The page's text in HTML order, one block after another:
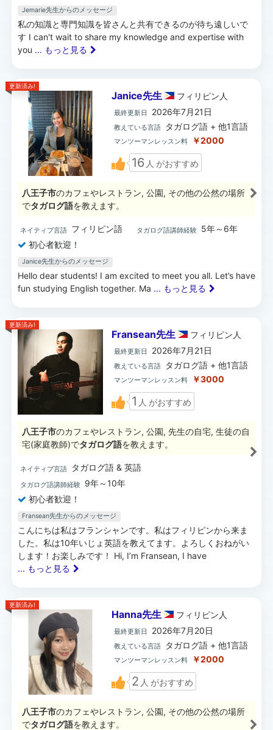
Jemarie先生からのメッセージ
私の知識と専門知識を皆さんと共有できるのが待ち遠しいで
す I can't wait to share my knowledge and expertise with
you ... もっと見る
更新済み!
Janice先生 フィリピン 人
最終更新日 2026年7月21日
教えている言語 タガログ語 + 他1言語
マンツーマンレッスン料 ￥2000
16 人 がおすすめ
八王子市のカフェやレストラン, 公園, その他の公然の場所
でタガログ語を教えます。
ネイティブ言語 フィリピン語 タガログ語講師経験
5年～6年
初心者歓迎！
Janice先生からのメッセージ
Hello dear students! I am excited to meet you all. Let’s have
fun studying English together. Ma ... もっと見る
更新済み!
Fransean先生 フィリピン 人
最終更新日 2026年7月21日
教えている言語 タガログ語 + 他1言語
マンツーマンレッスン料 ￥3000
1 人 がおすすめ
八王子市のカフェやレストラン, 公園, 先生の自宅, 生徒の自
宅(家庭教師)でタガログ語を教えます。
ネイティブ言語 タガログ語 & 英語
タガログ語講師経験
9年～10年
初心者歓迎！
Fransean先生からのメッセージ
こんにちは私はフランシャンです。私はフィリピンから来ま
した。私は10年いじょ英語を教えてます。よろしくおねがい
します！お楽しみです！ Hi, I’m Fransean, I have
... もっと見る
更新済み!
Hanna先生 フィリピン 人
最終更新日 2026年7月20日
教えている言語 タガログ語 + 他1言語
マンツーマンレッスン料 ￥2000
2 人 がおすすめ
八王子市のカフェやレストラン, 公園, その他の公然の場所
でタガログ語を教えます。